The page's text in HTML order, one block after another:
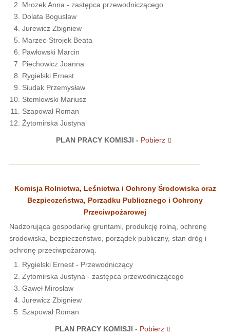
Mrozek Anna - zastępca przewodniczącego
Dolata Bogusław
Jurewicz Zbigniew
Marzec-Strojek Beata
Pawłowski Marcin
Piechowicz Joanna
Rygielski Ernest
Siudak Przemysław
Stemlowski Mariusz
Szapował Roman
Żytomirska Justyna
PLAN PRACY KOMISJI - Pobierz
Komisja Rolnictwa, Leśnictwa i Ochrony Środowiska oraz
Bezpieczeństwa, Porządku Publicznego i Ochrony
Przeciwpożarowej
Nadzorująca gospodarkę gruntami, produkcję rolną, ochronę
środowiska, bezpieczeństwo, porządek publiczny, stan dróg i
ochronę przeciwpożarową.
Rygielski Ernest - Przewodniczący
Żytomirska Justyna - zastępca przewodniczącego
Gaweł Mirosław
Jurewicz Zbigniew
Szapował Roman
PLAN PRACY KOMISJI - Pobierz